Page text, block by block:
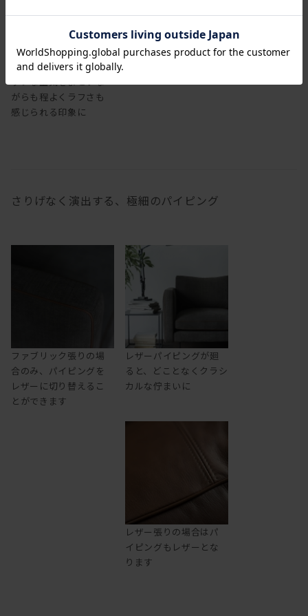
レザーで張り込むと、シ
ックな空気をまといな
がらも程よくラフさも
感じられる印象に
さりげなく演出する、極細のパイピング
ファブリック張りの場
合のみ、パイピングを
レザーに切り替えるこ
とができます
レザーパイピングが廻
ると、どことなくクラシ
カルな佇まいに
レザー張りの場合はパ
イピングもレザーとな
ります